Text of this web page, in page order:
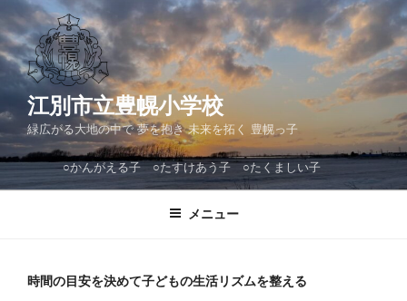
ン
テ
へ
ス
キ
江別市立豊幌小学校
緑広がる大地の中で 夢を抱き 未来を拓く 豊幌っ子
○かんがえる子 ○たすけあう子 ○たくましい子
メニュー
時間の目安を決めて子どもの生活リズムを整える